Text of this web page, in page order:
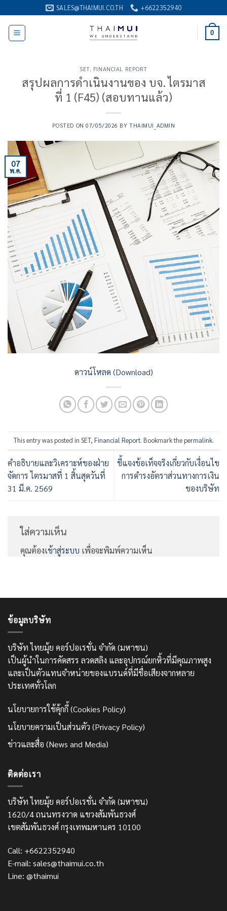
ไป
เนื้อหา
SALES@THAIMUI.CO.TH +6622352940
0
SET, FINANCIAL REPORT
สรุปผลการดำเนินงานของ บจ. ไตรมาส
ที่ 1 (F45) (สอบทานแล้ว)
POSTED ON07/05/2026 BYTHAIMUI_ADMIN
07
พ.ค.
ดาวน์โหลด (Download)
This entry was posted in SET, Financial Report. Bookmark thepermalink.
คำอธิบายและวิเคราะห์ของฝ่าย
จัดการ ไตรมาสที่ 1 สิ้นสุดวันที่
31 มี.ค. 2569
ชี้แจงข้อเท็จจริงเกี่ยวกับเงื่อนไข
การดำรงอัตราส่วนทางการเงิน
ของบริษัท
ใส่ความเห็น
คุณต้องเข้าสู่ระบบ เพื่อจะพิมพ์ความเห็น
ข้อมูลบริษัท
บริษัท ไทยมุ้ย คอร์ปอเรชั่น จำกัด (มหาชน)
เป็นผู้นำในการคัดสรร ลวดสลิง และอุปกรณ์ยกหิ้วที่มีคุณภาพสูง
และเป็นตัวแทนจำหน่ายของแบรนด์ที่มีชื่อเสียงจากหลาย
ประเทศทั่วโลก
นโยบายการใช้คุ้กกี้ (Cookies Policy)
นโยบายความเป็นส่วนตัว (Privacy Policy)
ข่าวและสื่อ (News and Media)
ติดต่อเรา
บริษัท ไทยมุ้ย คอร์ปอเรชั่น จำกัด (มหาชน)
1620/4 ถนนทรงวาด แขวงสัมพันธวงศ์
เขตสัมพันธวงศ์ กรุงเทพมหานคร 10100
Call: +6622352940
E-mail: sales@thaimui.co.th
Line: @thaimui